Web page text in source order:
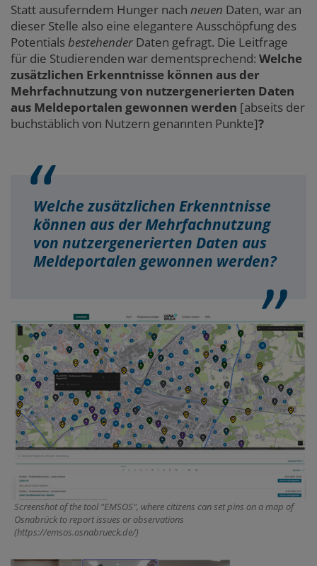
Statt ausuferndem Hunger nach neuen Daten, war an
dieser Stelle also eine elegantere Ausschöpfung des
Potentialsbestehender Daten gefragt. Die Leitfrage
für die Studierenden war dementsprechend: Welche
zusätzlichen Erkenntnisse können aus der
Mehrfachnutzung von nutzergenerierten Daten
aus Meldeportalen gewonnen werden [abseits der
buchstäblich von Nutzern genannten Punkte]?
Welche zusätzlichen Erkenntnisse
können aus der Mehrfachnutzung
von nutzergenerierten Daten aus
Meldeportalen gewonnen werden?
Screenshot of the tool "EMSOS", where citizens can set pins on a map of
Osnabrück to report issues or observations
(https://emsos.osnabrueck.de/)